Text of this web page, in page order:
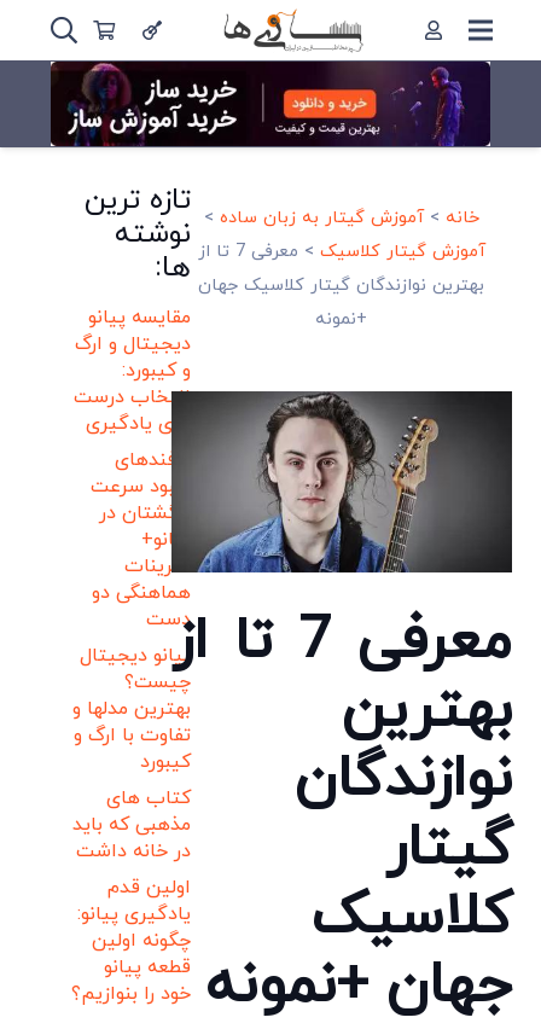
خانه >آموزش گیتار به زبان ساده >
آموزش گیتار کلاسیک >
معرفی 7 تا از
بهترین نوازندگان گیتار کلاسیک جهان
+نمونه
معرفی 7 تا از
بهترین
نوازندگان
گیتار
کلاسیک
جهان +نمونه
تازه ترین
نوشته
ها:
مقایسه پیانو
دیجیتال و ارگ
و کیبورد:
انتخاب درست
برای یادگیری
ترفندهای
بهبود سرعت
انگشتان در
پیانو+
تمرینات
هماهنگی دو
دست
پیانو دیجیتال
چیست؟
بهترین مدلها و
تفاوت با ارگ و
کیبورد
کتاب های
مذهبی که باید
در خانه داشت
اولین قدم
یادگیری پیانو:
چگونه اولین
قطعه پیانو
خود را بنوازیم؟